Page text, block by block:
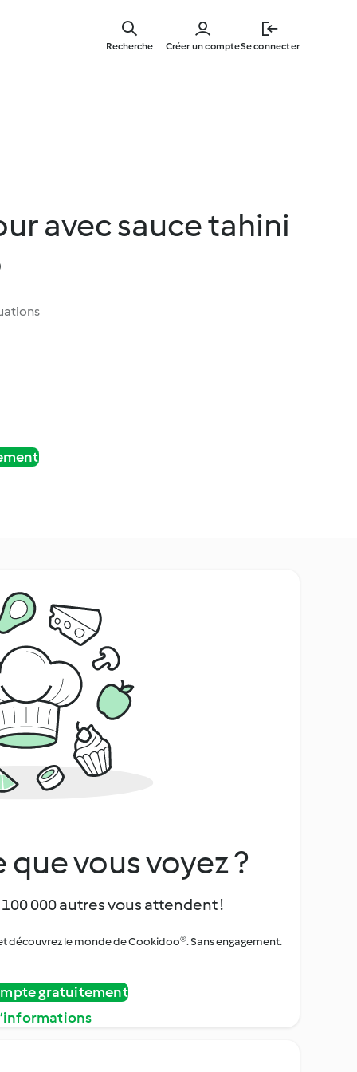
main
Créer un compteSe connecter
Recherche
avec sauce tahini
vous voyez ?
000 autres vous attendent !
découvrez le monde de Cookidoo®. Sans engagement.
gratuitement